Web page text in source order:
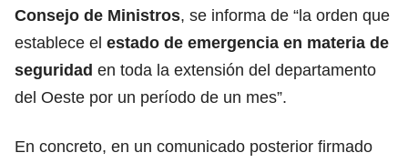
Consejo de Ministros, se informa de “la orden que
establece el estado de emergencia en materia de
seguridad en toda la extensión del departamento
del Oeste por un período de un mes”.
En concreto, en un comunicado posterior firmado